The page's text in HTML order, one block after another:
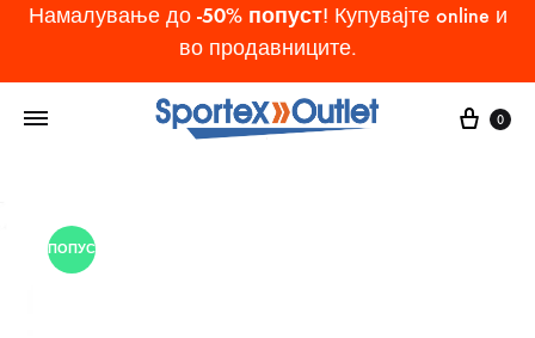
Намалување до -50% попуст! Купувајте online и
во продавниците.
Cart
0
ПОПУСТ